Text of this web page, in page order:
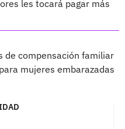
les tocará pagar más
de compensación familiar
mujeres embarazadas